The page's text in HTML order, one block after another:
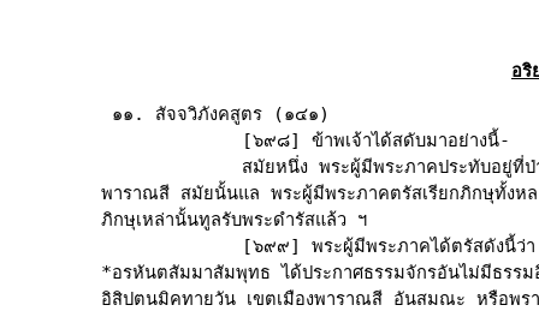
อริ
๑๑. สัจจวิภังคสูตร (๑๔๑)
             [๖๙๘] ข้าพเจ้าได้สดับมาอย่างนี้-
สมัยหนึ่ง พระผู้มีพระภาคประทับอยู่ที่
พาราณสี สมัยนั้นแล พระผู้มีพระภาคตรัสเรียกภิกษุทั้งห
ภิกษุเหล่านั้นทูลรับพระดำรัสแล้ว ฯ
[๖๙๙] พระผู้มีพระภาคได้ตรัสดังนี้ว่
*อรหันตสัมมาสัมพุทธ ได้ประกาศธรรมจักรอันไม่มีธรร
อิสิปตนมิคทายวัน เขตเมืองพาราณสี อันสมณะ หรือพร